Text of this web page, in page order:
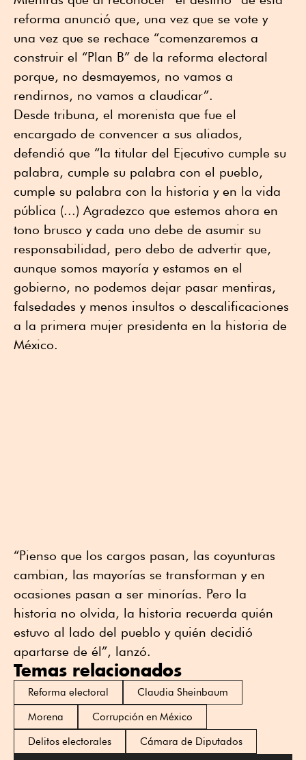
reforma anunció que, una vez que se vote y
una vez que se rechace “comenzaremos a
construir el “Plan B” de la reforma electoral
porque, no desmayemos, no vamos a
rendirnos, no vamos a claudicar”.
Desde tribuna, el morenista que fue el
encargado de convencer a sus aliados,
defendió que “la titular del Ejecutivo cumple su
palabra, cumple su palabra con el pueblo,
cumple su palabra con la historia y en la vida
pública (...) Agradezco que estemos ahora en
tono brusco y cada uno debe de asumir su
responsabilidad, pero debo de advertir que,
aunque somos mayoría y estamos en el
gobierno, no podemos dejar pasar mentiras,
falsedades y menos insultos o descalificaciones
a la primera mujer presidenta en la historia de
México.
“Pienso que los cargos pasan, las coyunturas
cambian, las mayorías se transforman y en
ocasiones pasan a ser minorías. Pero la
historia no olvida, la historia recuerda quién
estuvo al lado del pueblo y quién decidió
apartarse de él”, lanzó.
Temas relacionados
Reforma electoral
Claudia Sheinbaum
Morena
Corrupción en México
Delitos electorales
Cámara de Diputados